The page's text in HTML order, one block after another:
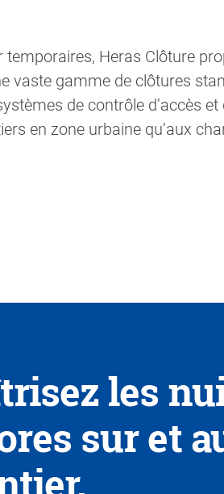
Heras Clôture
vaste gamme de clôtures
de contrôle d’accès et
en zone urbaine qu’aux
les
sur et